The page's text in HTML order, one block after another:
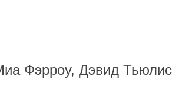
Фэрроу, Дэвид Тьюлис